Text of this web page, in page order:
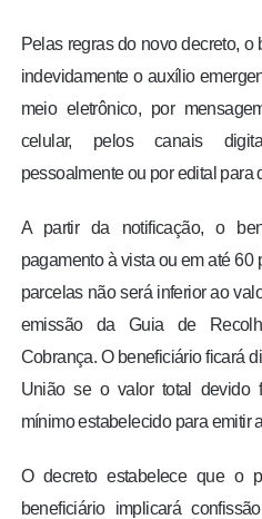
COLUNISTAS
Pelas regras do novo decreto,
indevidamente o auxílio
meio eletrônico, por
celular, pelos canais
pessoalmente ou por edital para
A partir da notificação, o
pagamento à vista ou em até
parcelas não será inferior ao
emissão da Guia de
Cobrança. O beneficiário ficará
União se o valor total devido
mínimo estabelecido para emitir
O decreto estabelece que o
beneficiário implicará